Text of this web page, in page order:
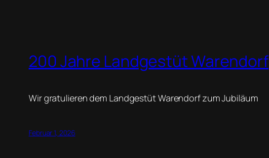
200 Jahre Landgestüt Warendorf
Wir gratulieren dem Landgestüt Warendorf zum Jubiläum
Februar 1, 2026